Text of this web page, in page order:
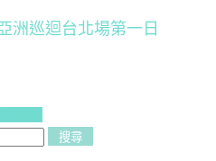
洲巡迴台北場第一日
搜尋